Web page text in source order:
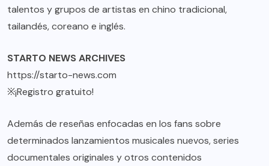
talentos y grupos de artistas en chino tradicional,
tailandés, coreano e inglés.
STARTO NEWS ARCHIVES
https://starto-news.com
※¡Registro gratuito!
Además de reseñas enfocadas en los fans sobre
determinados lanzamientos musicales nuevos, series
documentales originales y otros contenidos